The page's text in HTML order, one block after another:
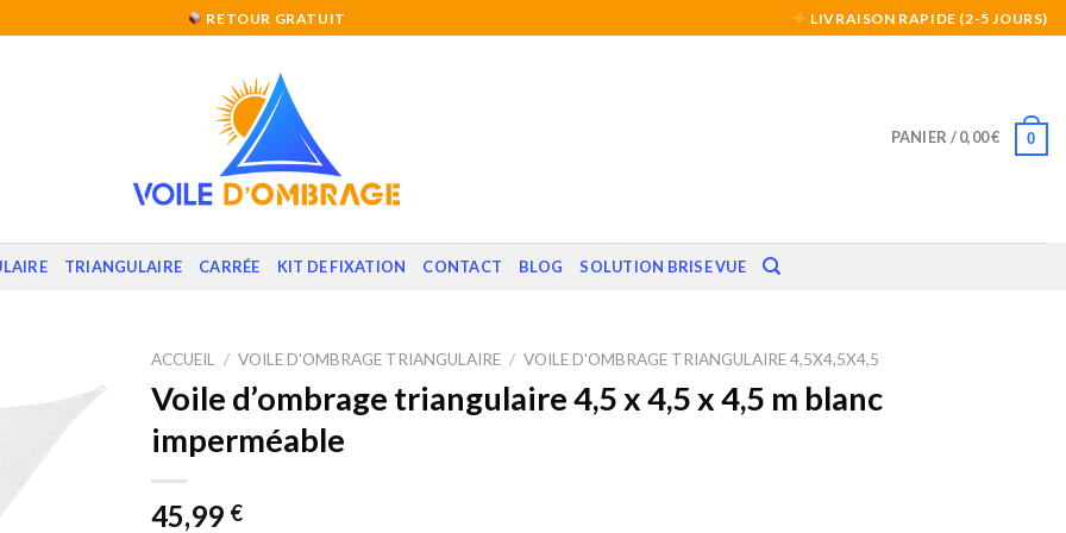
RETOUR GRATUIT LIVRAISON RAPIDE (2-5 JOURS)
PANIER /0,00€ 0
TRIANGULAIRE CARRÉE KIT DE FIXATION CONTACT BLOG SOLUTION BRISE VUE
ACCUEIL / VOILE D'OMBRAGE TRIANGULAIRE / VOILE D'OMBRAGE TRIANGULAIRE 4,5X4,5X4,5
Voile d’ombrage triangulaire 4,5 x 4,5 x 4,5 m blanc
imperméable
45,99 €